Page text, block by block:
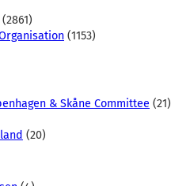
(2861)
(1153)
& Skåne Committee (21)
(20)